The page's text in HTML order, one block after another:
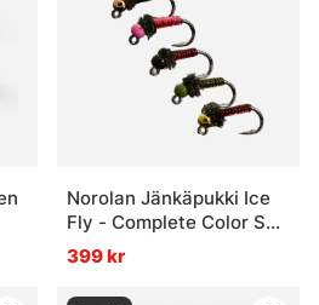
Norolan Jänkäpukki Ice
Fly - Complete Color Set
(6-pack)
399 kr